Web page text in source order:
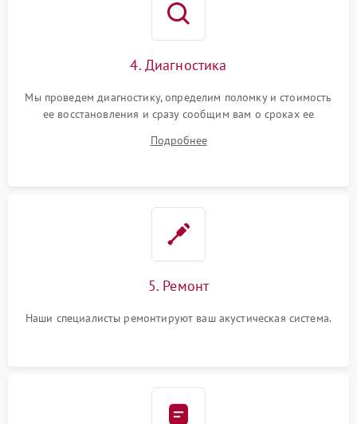
4. Диагностика
Мы проведем диагностику, определим поломку и стоимость
ее восстановления и сразу сообщим вам о сроках ее
Подробнее
5. Ремонт
Наши специалисты ремонтируют ваш акустическая система.